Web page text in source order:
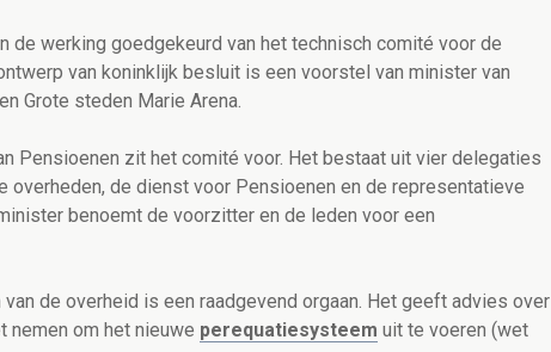
de werking goedgekeurd van het technisch comité voor de
van koninklijk besluit is een voorstel van minister van
Grote steden Marie Arena.
Pensioenen zit het comité voor. Het bestaat uit vier delegaties
de dienst voor Pensioenen en de representatieve
benoemt de voorzitter en de leden voor een
de overheid is een raadgevend orgaan. Het geeft advies over
nemen om het nieuwe perequatiesysteem uit te voeren (wet